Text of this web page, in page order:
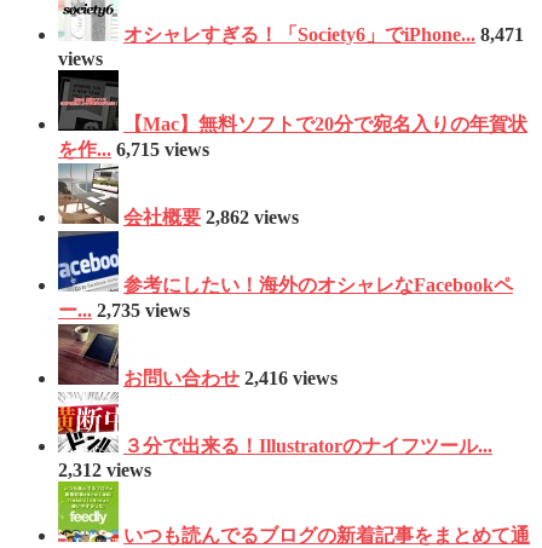
オシャレすぎる！「Society6」でiPhone... 8,471
views
【Mac】無料ソフトで20分で宛名入りの年賀状
を作... 6,715 views
会社概要 2,862 views
参考にしたい！海外のオシャレなFacebookペ
ー... 2,735 views
お問い合わせ 2,416 views
３分で出来る！Illustratorのナイフツール...
2,312 views
いつも読んでるブログの新着記事をまとめて通